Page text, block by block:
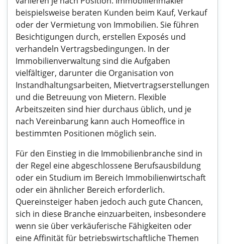
beispielsweise beraten Kunden beim Kauf, Verkauf
oder der Vermietung von Immobilien. Sie führen
Besichtigungen durch, erstellen Exposés und
verhandeln Vertragsbedingungen. In der
Immobilienverwaltung sind die Aufgaben
vielfältiger, darunter die Organisation von
Instandhaltungsarbeiten, Mietvertragserstellungen
und die Betreuung von Mietern. Flexible
Arbeitszeiten sind hier durchaus üblich, und je
nach Vereinbarung kann auch Homeoffice in
bestimmten Positionen möglich sein.
Für den Einstieg in die Immobilienbranche sind in
der Regel eine abgeschlossene Berufsausbildung
oder ein Studium im Bereich Immobilienwirtschaft
oder ein ähnlicher Bereich erforderlich.
Quereinsteiger haben jedoch auch gute Chancen,
sich in diese Branche einzuarbeiten, insbesondere
wenn sie über verkäuferische Fähigkeiten oder
eine Affinität für betriebswirtschaftliche Themen